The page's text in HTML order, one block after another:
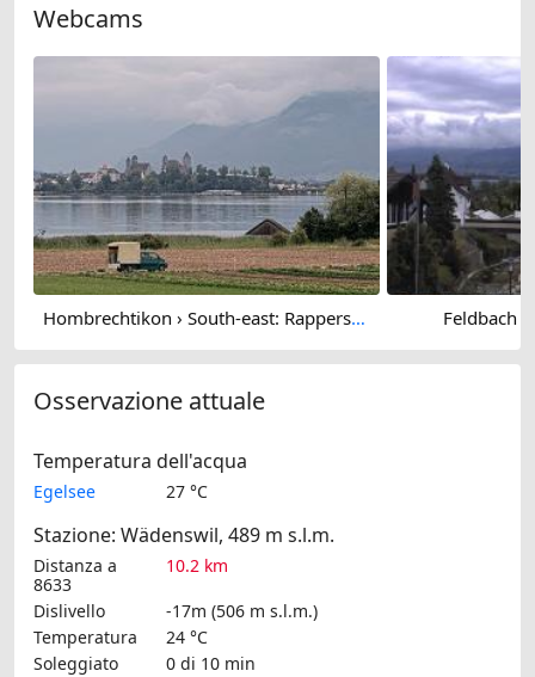
Webcams
Hombrechtikon › South-east: Rapperswil-Jona Feldbach
Osservazione attuale
Temperatura dell'acqua
Egelsee 27 °C
Stazione: Wädenswil, 489 m s.l.m.
Distanza a
8633
10.2 km
Dislivello
-17m (506 m s.l.m.)
Temperatura
24 °C
Soleggiato
0 di 10 min